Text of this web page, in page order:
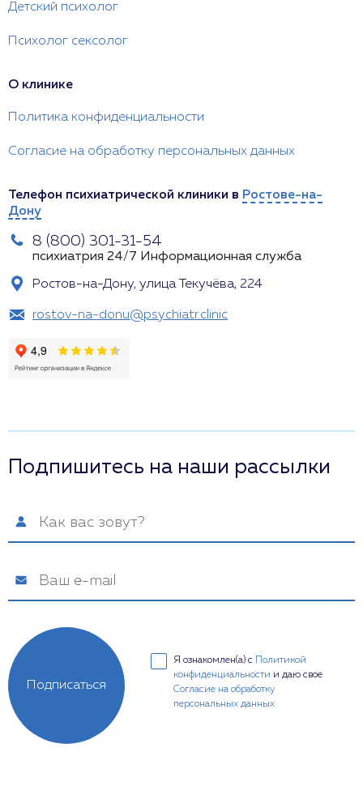
Детский психолог
Психолог сексолог
О клинике
Политика конфиденциальности
Согласие на обработку персональных данных
Телефон психиатрической клиники в Ростове-на-
Дону
8 (800) 301-31-54
психиатрия 24/7 Информационная служба
Ростов-на-Дону, улица Текучёва, 224
rostov-na-donu@psychiatr.clinic
Подпишитесь на наши рассылки
Я ознакомлен(а) с
Политикой
конфиденциальности и даю свое
Согласие на обработку
персональных данных
Подписаться